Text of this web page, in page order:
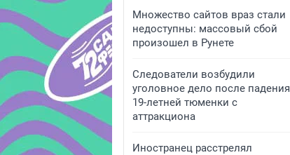
Множество сайтов враз стали
недоступны: массовый сбой
произошел в Рунете
Следователи возбудили
уголовное дело после падения
19-летней тюменки с
аттракциона
Иностранец расстрелял